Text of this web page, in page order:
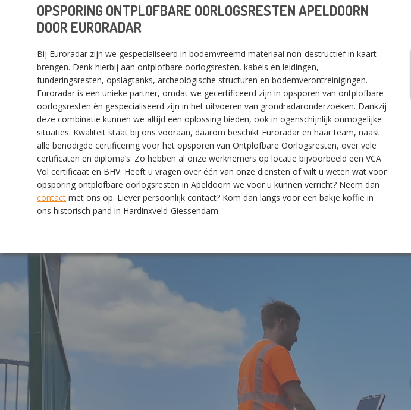
OPSPORING ONTPLOFBARE OORLOGSRESTEN APELDOORN
DOOR EURORADAR
Bij Euroradar zijn we gespecialiseerd in bodemvreemd materiaal non-destructief in kaart
brengen. Denk hierbij aan ontplofbare oorlogsresten, kabels en leidingen,
funderingsresten, opslagtanks, archeologische structuren en bodemverontreinigingen.
Euroradar is een unieke partner, omdat we gecertificeerd zijn in opsporen van ontplofbare
oorlogsresten én gespecialiseerd zijn in het uitvoeren van grondradaronderzoeken. Dankzij
deze combinatie kunnen we altijd een oplossing bieden, ook in ogenschijnlijk onmogelijke
situaties. Kwaliteit staat bij ons vooraan, daarom beschikt Euroradar en haar team, naast
alle benodigde certificering voor het opsporen van Ontplofbare Oorlogsresten, over vele
certificaten en diploma’s. Zo hebben al onze werknemers op locatie bijvoorbeeld een VCA
Vol certificaat en BHV. Heeft u vragen over één van onze diensten of wilt u weten wat voor
opsporing ontplofbare oorlogsresten in Apeldoorn we voor u kunnen verricht? Neem dan
contact met ons op. Liever persoonlijk contact? Kom dan langs voor een bakje koffie in
ons historisch pand in Hardinxveld-Giessendam.